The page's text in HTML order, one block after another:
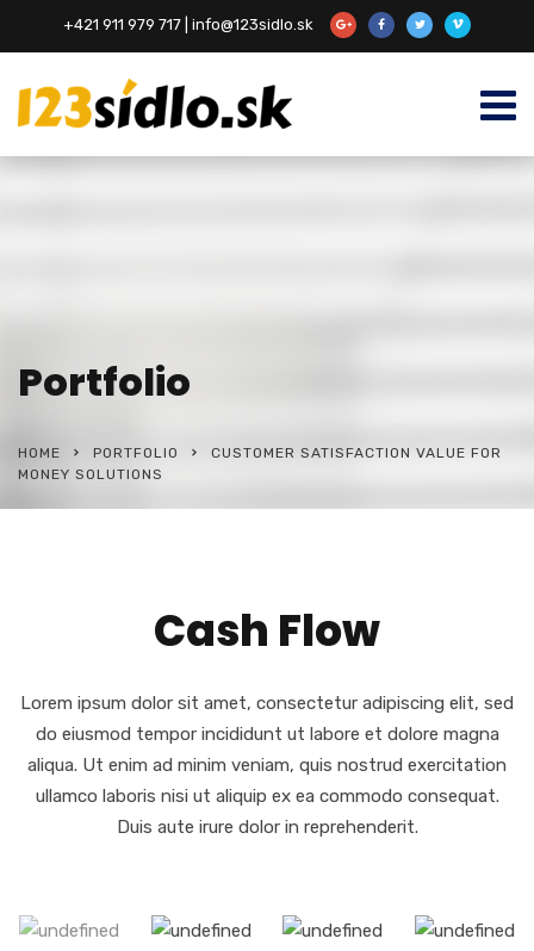
+421 911 979 717 | info@123sidlo.sk
Portfolio
HOME PORTFOLIO
CUSTOMER SATISFACTION VALUE FOR
MONEY SOLUTIONS
Cash Flow
Lorem ipsum dolor sit amet, consectetur adipiscing elit, sed
do eiusmod tempor incididunt ut labore et dolore magna
aliqua. Ut enim ad minim veniam, quis nostrud exercitation
ullamco laboris nisi ut aliquip ex ea commodo consequat.
Duis aute irure dolor in reprehenderit.